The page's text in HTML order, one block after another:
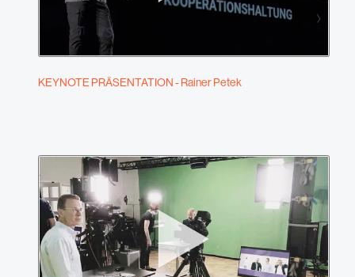
KEYNOTE PRÄSENTATION - Rainer Petek